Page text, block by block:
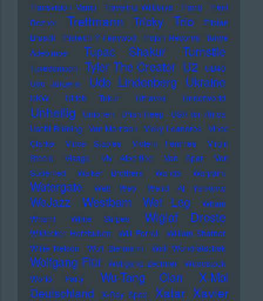
Transvision Vamp
Traveling Wilburys Travis
Trent
Reznor
Trettmann Tricky Trio
Tristan
Brusch Tristwch Y Fenywod Trojan Records Tunde
Adebimpe
Tupac Shakur Turnstile
Tuxedomoon Tyler The Creator U2
UB40
Udo Jürgens
Udo Lindenberg Ukraine
UKW Ulrich Tukur Ultravox Underworld
Unheilig Unionen Uriah Heep
USA for Africa
Uschi Brüning Van Morrison Vicky Leandros Vince
Clarke
Vince Staples Violent Femmes
Virgin
Steele
Visage Viv Albertine Von Spar
Von
Südenfed
Walker Brothers Wanda Warpaint
Watergate Web Web Weird Al Yankovic
WeJazz Westbam Wet Leg
Wham
Wham!
White Stripes Wiglaf Droste
Wildecker Herzbuben Will Ferrell
William Shatner
Willie Nelson
Wolf Biermann Wolf Wondratschek
Wolfgang Flür Wolfgang Zechner
Woodstock
World Party
Wu-Tang Clan
X-Mal
Deutschland
X-Ray Spex Xatar Xavier